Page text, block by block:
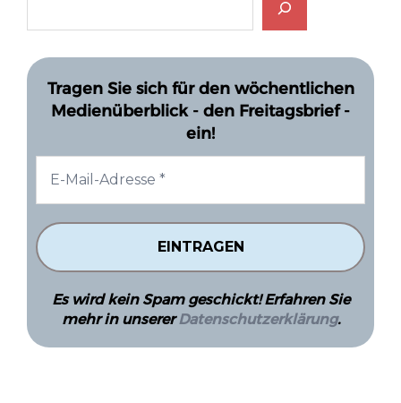
Tragen Sie sich für den wöchentlichen
Medienüberblick - den Freitagsbrief -
ein!
Es wird kein Spam geschickt! Erfahren Sie
mehr in unsererDatenschutzerklärung.